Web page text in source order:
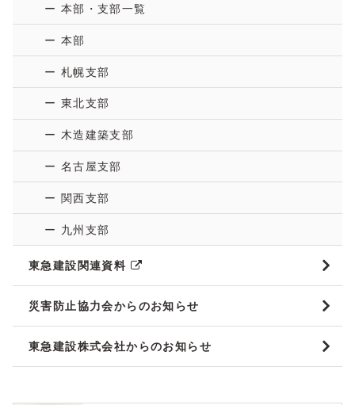
ー 本部・支部一覧
ー 本部
ー 札幌支部
ー 東北支部
ー 木造建築支部
ー 名古屋支部
ー 関西支部
ー 九州支部
東急建設関連資料
災害防止協力会からのお知らせ
東急建設株式会社からのお知らせ